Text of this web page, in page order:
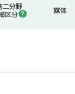
二分野
区分
媒体